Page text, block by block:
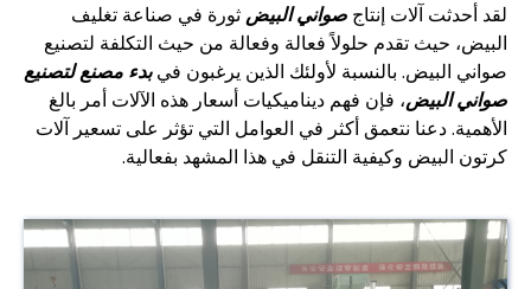
لقد أحدثت آلات إنتاج صواني البيضثورة في صناعة تغليف
البيض، حيث تقدم حلولاً فعالة وفعالة من حيث التكلفة لتصنيع
صواني البيض. بالنسبة لأولئك الذين يرغبون فيبدء مصنع لتصنيع
صواني البيض، فإن فهم ديناميكيات أسعار هذه الآلات أمر بالغ
الأهمية. دعنا نتعمق أكثر في العوامل التي تؤثر على تسعير آلات
كرتون البيض وكيفية التنقل في هذا المشهد بفعالية.